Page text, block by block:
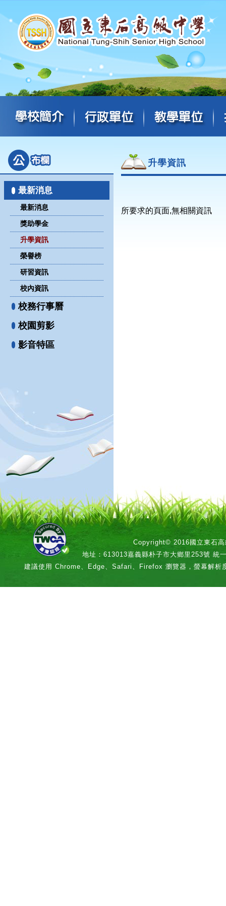
最新消息
最新消息
獎助學金
升學資訊
榮譽榜
研習資訊
校內資訊
校務行事曆
校園剪影
影音特區
升學資訊
所要求的頁面,無相關資訊
Copyright© 2016國立東石高
地址：613013嘉義縣朴子市大鄉里253號 統
建議使用 Chrome、Edge、Safari、Firefox 瀏覽器，螢幕解